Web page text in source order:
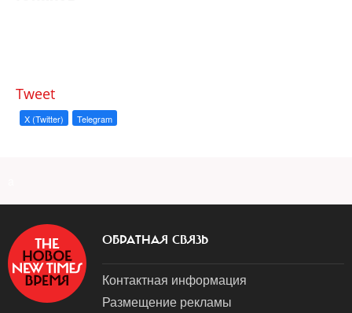
Tweet
X (Twitter) Telegram
ОБРАТНАЯ СВЯЗЬ
Контактная информация
Размещение рекламы